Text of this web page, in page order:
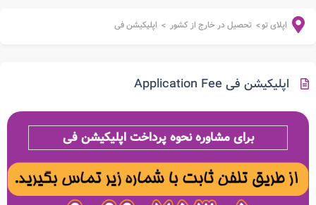
اپلای تو> تحصیل در خارج از کشور > اپلیکیشن فی
اپلیکیشن فی Application Fee
برای مشاوره نحوه پرداخت اپلیکیشن فی